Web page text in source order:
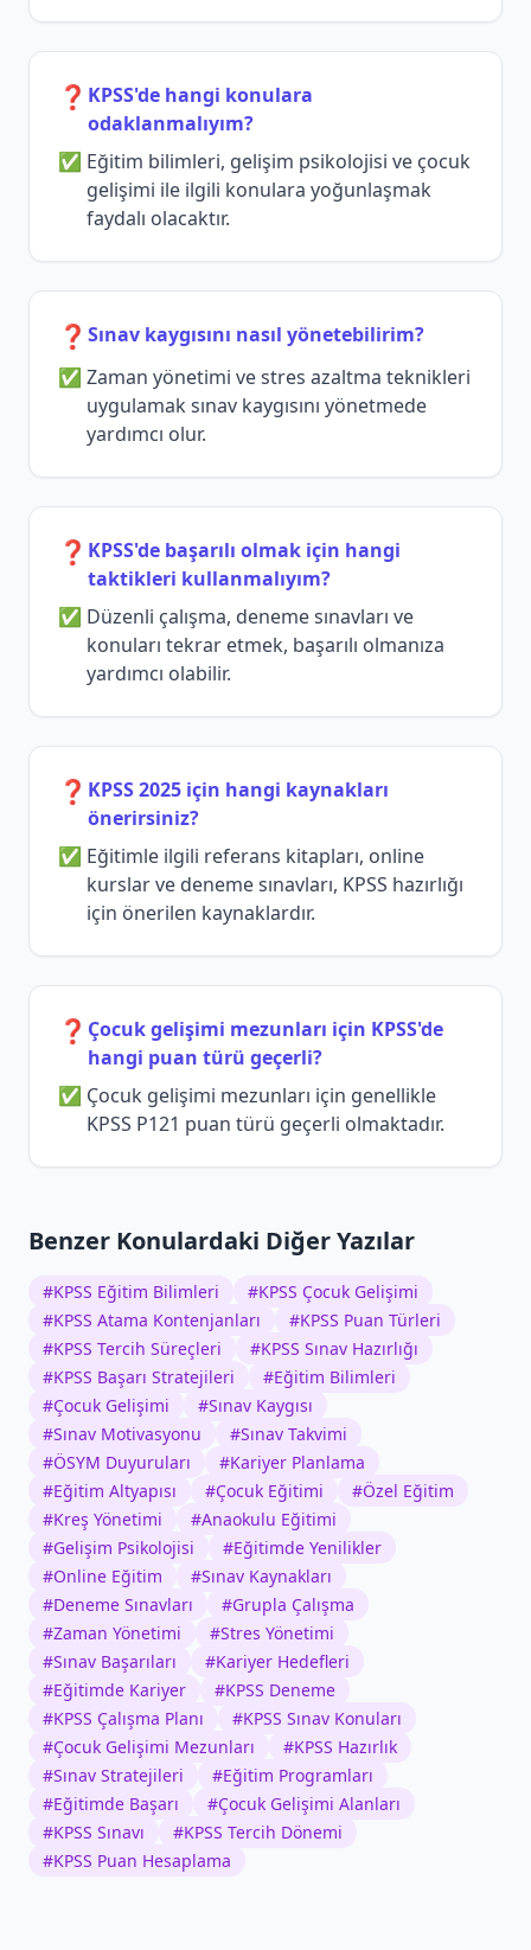
❓ KPSS'de hangi konulara
odaklanmalıyım?
Eğitim bilimleri, gelişim psikolojisi ve çocuk
gelişimi ile ilgili konulara yoğunlaşmak
faydalı olacaktır.
❓ Sınav kaygısını nasıl yönetebilirim?
Zaman yönetimi ve stres azaltma teknikleri
uygulamak sınav kaygısını yönetmede
yardımcı olur.
❓ KPSS'de başarılı olmak için hangi
taktikleri kullanmalıyım?
Düzenli çalışma, deneme sınavları ve
konuları tekrar etmek, başarılı olmanıza
yardımcı olabilir.
❓ KPSS 2025 için hangi kaynakları
önerirsiniz?
Eğitimle ilgili referans kitapları, online
kurslar ve deneme sınavları, KPSS hazırlığı
için önerilen kaynaklardır.
❓ Çocuk gelişimi mezunları için KPSS'de
hangi puan türü geçerli?
Çocuk gelişimi mezunları için genellikle
KPSS P121 puan türü geçerli olmaktadır.
Benzer Konulardaki Diğer Yazılar
#KPSS Eğitim Bilimleri #KPSS Çocuk Gelişimi
#KPSS Atama Kontenjanları #KPSS Puan Türleri
#KPSS Tercih Süreçleri #KPSS Sınav Hazırlığı
#KPSS Başarı Stratejileri #Eğitim Bilimleri
#Çocuk Gelişimi #Sınav Kaygısı
#Sınav Motivasyonu #Sınav Takvimi
#ÖSYM Duyuruları #Kariyer Planlama
#Eğitim Altyapısı #Çocuk Eğitimi #Özel Eğitim
#Kreş Yönetimi #Anaokulu Eğitimi
#Gelişim Psikolojisi #Eğitimde Yenilikler
#Online Eğitim #Sınav Kaynakları
#Deneme Sınavları #Grupla Çalışma
#Zaman Yönetimi #Stres Yönetimi
#Sınav Başarıları #Kariyer Hedefleri
#Eğitimde Kariyer #KPSS Deneme
#KPSS Çalışma Planı #KPSS Sınav Konuları
#Çocuk Gelişimi Mezunları #KPSS Hazırlık
#Sınav Stratejileri #Eğitim Programları
#Eğitimde Başarı #Çocuk Gelişimi Alanları
#KPSS Sınavı #KPSS Tercih Dönemi
#KPSS Puan Hesaplama